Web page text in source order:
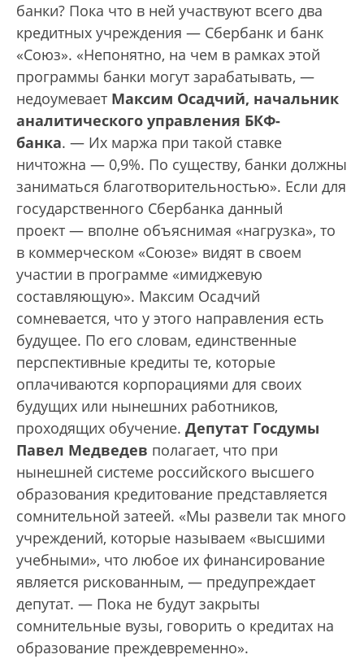
банки? Пока что в ней участвуют всего два
кредитных учреждения — Сбербанк и банк
«Союз». «Непонятно, на чем в рамках этой
программы банки могут зарабатывать, —
недоумевает Максим Осадчий, начальник
аналитического управления БКФ-
банка. — Их маржа при такой ставке
ничтожна — 0,9%. По существу, банки должны
заниматься благотворительностью». Если для
государственного Сбербанка данный
проект — вполне объяснимая «нагрузка», то
в коммерческом «Союзе» видят в своем
участии в программе «имиджевую
составляющую». Максим Осадчий
сомневается, что у этого направления есть
будущее. По его словам, единственные
перспективные кредиты те, которые
оплачиваются корпорациями для своих
будущих или нынешних работников,
проходящих обучение. Депутат Госдумы
Павел Медведев полагает, что при
нынешней системе российского высшего
образования кредитование представляется
сомнительной затеей. «Мы развели так много
учреждений, которые называем «высшими
учебными», что любое их финансирование
является рискованным, — предупреждает
депутат. — Пока не будут закрыты
сомнительные вузы, говорить о кредитах на
образование преждевременно».